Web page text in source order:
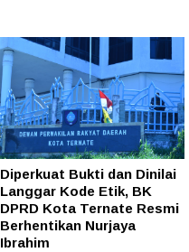
Diperkuat Bukti dan Dinilai
Langgar Kode Etik, BK
DPRD Kota Ternate Resmi
Berhentikan Nurjaya
Ibrahim